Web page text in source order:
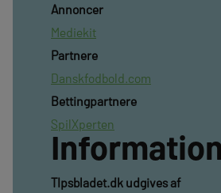
Annoncer
Mediekit
Partnere
Danskfodbold.com
Bettingpartnere
SpilXperten
Information
TIpsbladet.dk udgives af